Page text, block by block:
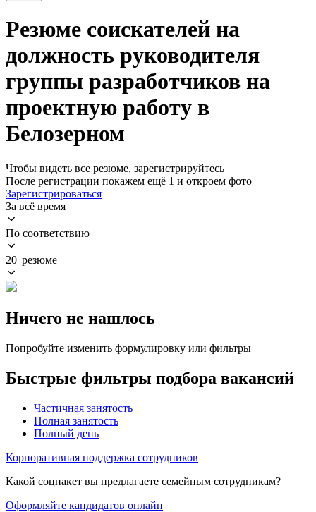
Резюме соискателей на
должность руководителя
группы разработчиков на
проектную работу в
Белозерном
Чтобы видеть все резюме, зарегистрируйтесь
После регистрации покажем ещё 1 и откроем фото
Зарегистрироваться
За всё время
По соответствию
20 резюме
Ничего не нашлось
Попробуйте изменить формулировку или фильтры
Быстрые фильтры подбора вакансий
Частичная занятость
Полная занятость
Полный день
Корпоративная поддержка сотрудников
Какой соцпакет вы предлагаете семейным сотрудникам?
Оформляйте кандидатов онлайн